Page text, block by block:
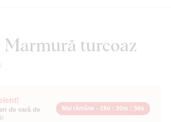
turcoaz
de vară de
Mai rămâne - 19o : 20m : 54s